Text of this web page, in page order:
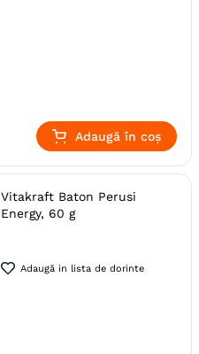
Pasari
Vitakraft
Adaugă în coș
Vitakraft Baton Perusi
Energy, 60 g
Adaugă in lista de dorinte